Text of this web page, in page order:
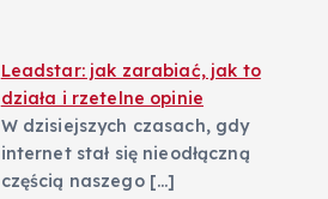
Leadstar: jak zarabiać, jak to
działa i rzetelne opinie
W dzisiejszych czasach, gdy
internet stał się nieodłączną
częścią naszego […]